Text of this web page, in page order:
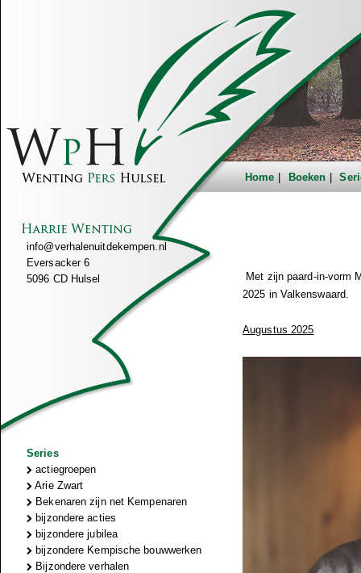
Home Boeken
info@verhalenuitdekempen.nl
Eversacker 6
5096 CD Hulsel
Series
actiegroepen
Arie Zwart
Bekenaren zijn net Kempenaren
bijzondere acties
bijzondere jubilea
bijzondere Kempische bouwwerken
Bijzondere verhalen
Met zijn paard-in-vorm
2025 in Valkenswaard.
Augustus 2025